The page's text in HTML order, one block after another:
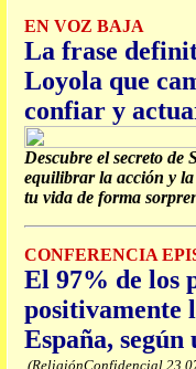
EN VOZ BAJA
La frase
Loyola que
confiar y
Descubre el secreto
equilibrar la acción y
tu vida de forma
CONFERENCIA
El 97% de los
positivamente
España,
(ReligiónConfidencial